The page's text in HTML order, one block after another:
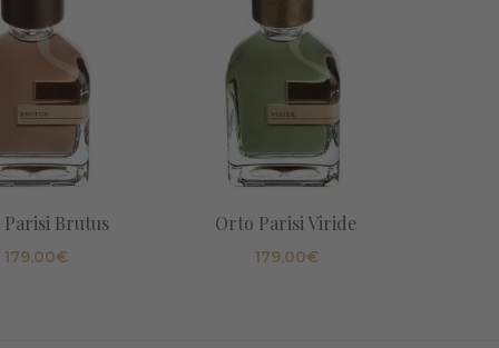
Brutus
179,00€
Orto Parisi Viride
179,00€